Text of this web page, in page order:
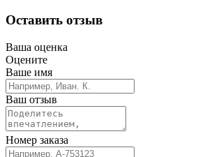
Оставить отзыв
Ваша оценка
Оцените
Ваше имя
Ваш отзыв
Номер заказа